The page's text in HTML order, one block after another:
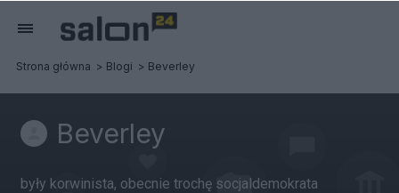
Strona główna Blogi Beverley
Beverley
były korwinista, obecnie trochę socjaldemokrata